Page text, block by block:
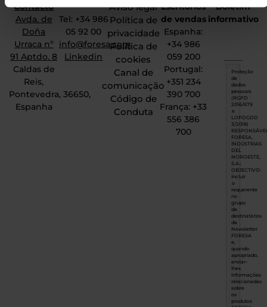
Contacto
Avda. de
Doña
Urraca nº
91 Aptdo. 8
Caldas de
Reis,
Pontevedra, 36650,
Espanha
Tel: +34 986
05 92 00
info@foresa.com
Linkedin
Aviso legal
Política de
privacidade
Política de
cookies
Canal de
comunicação
Código de
Conduta
Boletim
informativo
Proteção
de
dados
pessoais
(RGPD
2016/679
e
LOPDGDD
3/2018)
FORESA,
INDÚSTRIAS
DEL
NOROESTE,
S.A.;
OBJECTIVO:
Incluir
o
requerente
no
grupo
de
destinatários
da
Newsletter
FORESA
e,
quando
apropriado,
enviar-
lhes
informações
relacionadas
sobre
os
produtos
Escritórios
de vendas
Espanha:
+34 986
059 200
Portugal:
+351 234
390 700
França: +33
556 386
700